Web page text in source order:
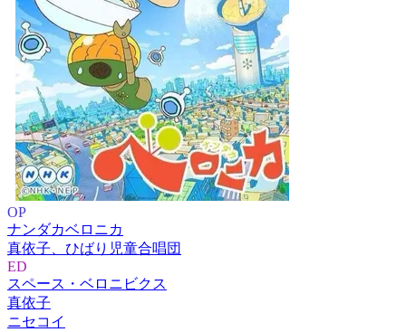
OP
ナンダカベロニカ
真依子、ひばり児童合唱団
ED
スペース・ベロニビクス
真依子
ニセコイ